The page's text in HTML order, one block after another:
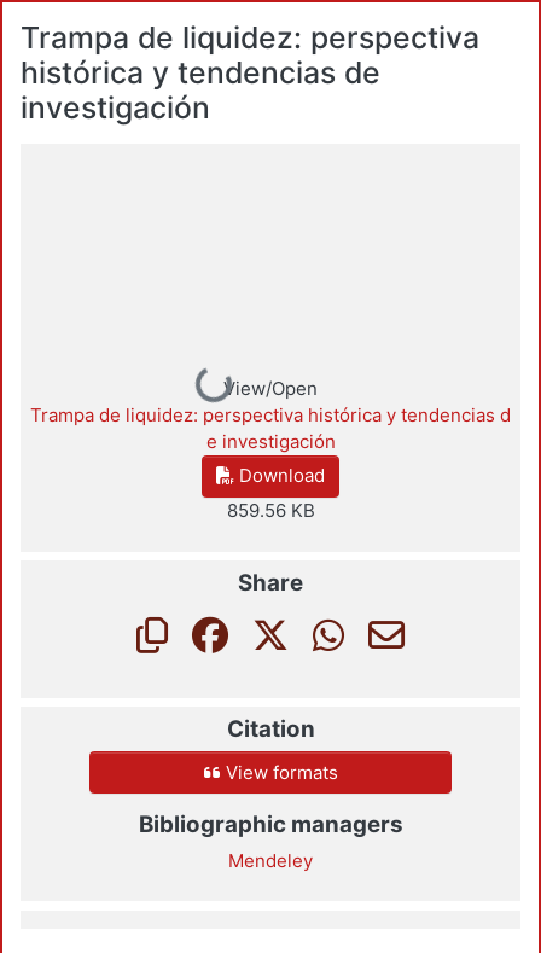
Trampa de liquidez: perspectiva
histórica y tendencias de
investigación
Loading...
View/Open
Trampa de liquidez: perspectiva histórica y tendencias d
e investigación
Download
859.56 KB
Share
Citation
View formats
Bibliographic managers
Mendeley